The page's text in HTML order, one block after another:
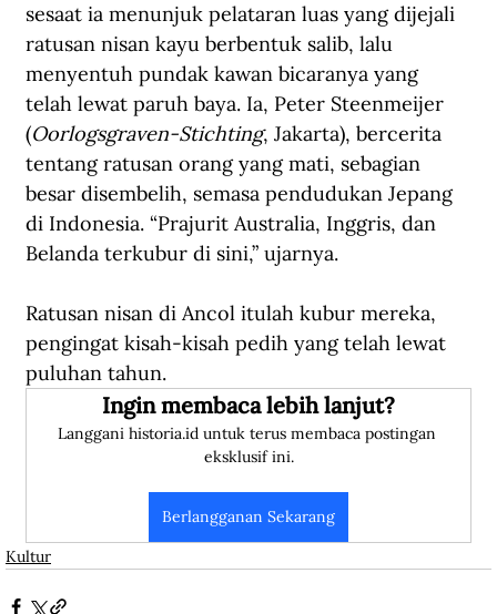
sesaat ia menunjuk pelataran luas yang dijejali
ratusan nisan kayu berbentuk salib, lalu
menyentuh pundak kawan bicaranya yang
telah lewat paruh baya. Ia, Peter Steenmeijer
(Oorlogsgraven-Stichting, Jakarta), bercerita
tentang ratusan orang yang mati, sebagian
besar disembelih, semasa pendudukan Jepang
di Indonesia. “Prajurit Australia, Inggris, dan
Belanda terkubur di sini,” ujarnya.
Ratusan nisan di Ancol itulah kubur mereka,
pengingat kisah-kisah pedih yang telah lewat
puluhan tahun.
Ingin membaca lebih lanjut?
Langgani historia.id untuk terus membaca postingan
eksklusif ini.
Berlangganan Sekarang
Kultur